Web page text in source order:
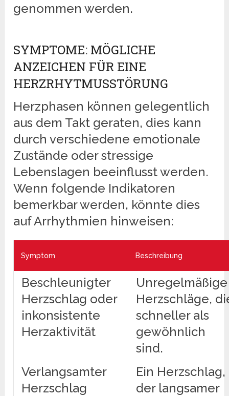
genommen werden.
SYMPTOME: MÖGLICHE
ANZEICHEN FÜR EINE
HERZRHYTMUSSTÖRUNG
Herzphasen können gelegentlich
aus dem Takt geraten, dies kann
durch verschiedene emotionale
Zustände oder stressige
Lebenslagen beeinflusst werden.
Wenn folgende Indikatoren
bemerkbar werden, könnte dies
auf Arrhythmien hinweisen:
Symptom Beschreibung
Beschleunigter
Herzschlag oder
inkonsistente
Herzaktivität
Unregelmäßige
Herzschläge,
schneller als
gewöhnlich
sind.
Verlangsamter
Herzschlag
Ein Herzschlag,
der langsamer